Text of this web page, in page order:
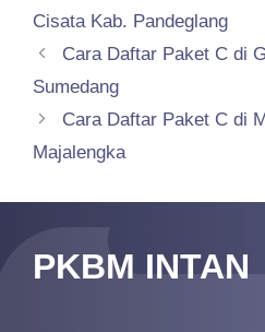
Cisata Kab. Pandeglang
Cara Daftar Paket C di
Sumedang
Cara Daftar Paket C di
Majalengka
PKBM INTAN